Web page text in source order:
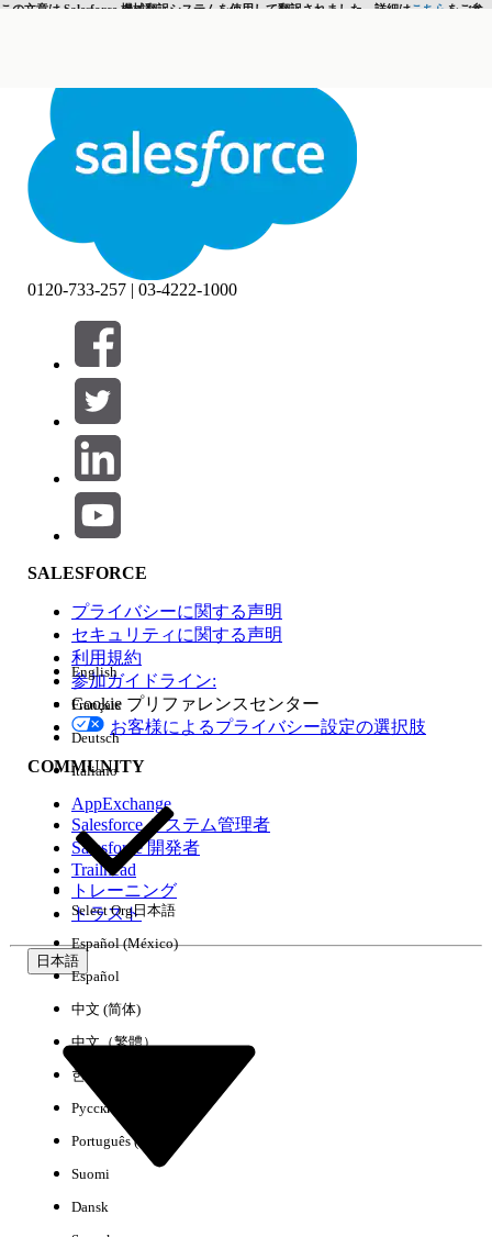
この文章は Salesforce 機械翻訳システムを使用して翻訳されました。詳細はこちら をご参
閉じる 閉じる
絞り込み条件 (0)
絞り込み条件を選択
製品エリア
機能の影響
エディション
環境
0120-733-257 | 03-4222-1000
SALESFORCE
プライバシーに関する声明
セキュリティに関する声明
利用規約
参加ガイドライン:
Cookie プリファレンスセンター
お客様によるプライバシー設定の選択肢
COMMUNITY
AppExchange
Salesforce システム管理者
Salesforce 開発者
Trailhead
トレーニング
トラスト
日本語
English
Français
Deutsch
Italiano
Select Org日本語
Español (México)
Español
中文 (简体)
中文（繁體）
한국어
Русский
Português (Brasil)
Suomi
Dansk